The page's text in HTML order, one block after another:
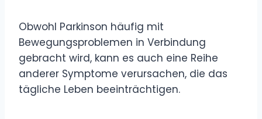
Obwohl Parkinson häufig mit
Bewegungsproblemen in Verbindung
gebracht wird, kann es auch eine Reihe
anderer Symptome verursachen, die das
tägliche Leben beeinträchtigen.